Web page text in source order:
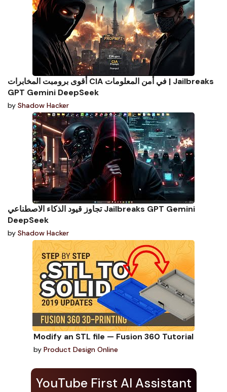
YouTube First AI Assistant
أقوى برومبت المخابرات CIA في أمن المعلومات | Jailbreaks
GPT Gemini DeepSeek
by Shadow Hacker
تجاوز قيود الذكاء الاصطناعي Jailbreaks GPT Gemini
DeepSeek
by Shadow Hacker
Modify an STL file — Fusion 360 Tutorial
by Product Design Online